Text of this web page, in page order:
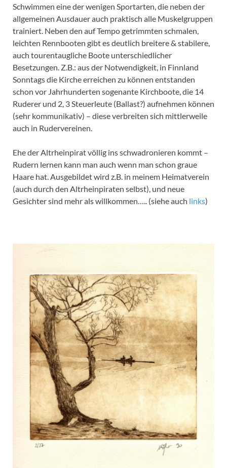
Schwimmen eine der wenigen Sportarten, die neben der
allgemeinen Ausdauer auch praktisch alle Muskelgruppen
trainiert. Neben den auf Tempo getrimmten schmalen,
leichten Rennbooten gibt es deutlich breitere & stabilere,
auch tourentaugliche Boote unterschiedlicher
Besetzungen. Z.B.: aus der Notwendigkeit, in Finnland
Sonntags die Kirche erreichen zu können entstanden
schon vor Jahrhunderten sogenante Kirchboote, die 14
Ruderer und 2, 3 Steuerleute (Ballast?) aufnehmen können
(sehr kommunikativ) – diese verbreiten sich mittlerweile
auch in Rudervereinen.
Ehe der Altrheinpirat völlig ins schwadronieren kommt –
Rudern lernen kann man auch wenn man schon graue
Haare hat. Ausgebildet wird z.B. in meinem Heimatverein
(auch durch den Altrheinpiraten selbst), und neue
Gesichter sind mehr als willkommen….. (siehe auch links)